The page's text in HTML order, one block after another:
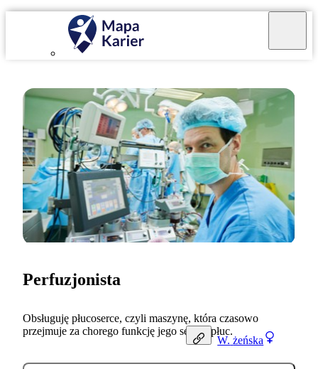
W. żeńska
Perfuzjonista
Obsługuję płucoserce, czyli maszynę, która czasowo
przejmuje za chorego funkcję jego serca i płuc.